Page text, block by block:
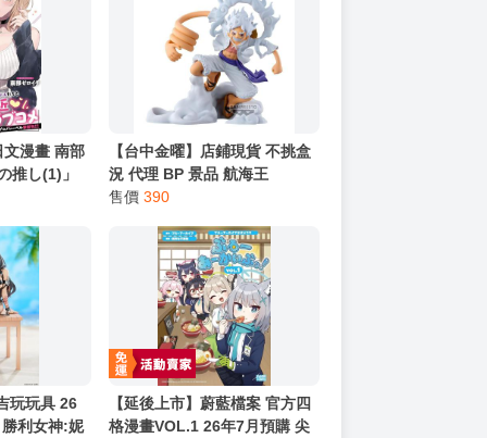
漫畫 南部
推し(1)」
【台中金曜】店鋪現貨 不挑盒
況 代理 BP 景品 航海王
figlife! 蒙其·D·魯夫 五檔vol.1
售價 390